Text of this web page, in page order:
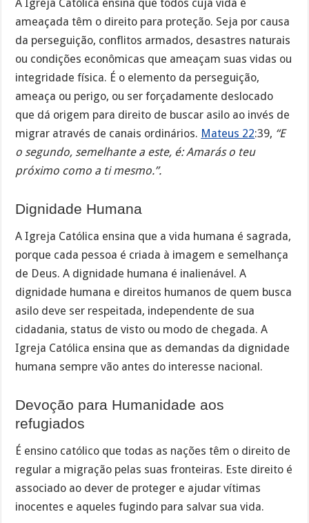
A Igreja Católica ensina que todos cuja vida é
ameaçada têm o direito para proteção. Seja por causa
da perseguição, conflitos armados, desastres naturais
ou condições econômicas que ameaçam suas vidas ou
integridade física. É o elemento da perseguição,
ameaça ou perigo, ou ser forçadamente deslocado
que dá origem para direito de buscar asilo ao invés de
migrar através de canais ordinários. Mateus 22:39, “E
o segundo, semelhante a este, é: Amarás o teu
próximo como a ti mesmo.”.
Dignidade Humana
A Igreja Católica ensina que a vida humana é sagrada,
porque cada pessoa é criada à imagem e semelhança
de Deus. A dignidade humana é inalienável. A
dignidade humana e direitos humanos de quem busca
asilo deve ser respeitada, independente de sua
cidadania, status de visto ou modo de chegada. A
Igreja Católica ensina que as demandas da dignidade
humana sempre vão antes do interesse nacional.
Devoção para Humanidade aos
refugiados
É ensino católico que todas as nações têm o direito de
regular a migração pelas suas fronteiras. Este direito é
associado ao dever de proteger e ajudar vítimas
inocentes e aqueles fugindo para salvar sua vida.